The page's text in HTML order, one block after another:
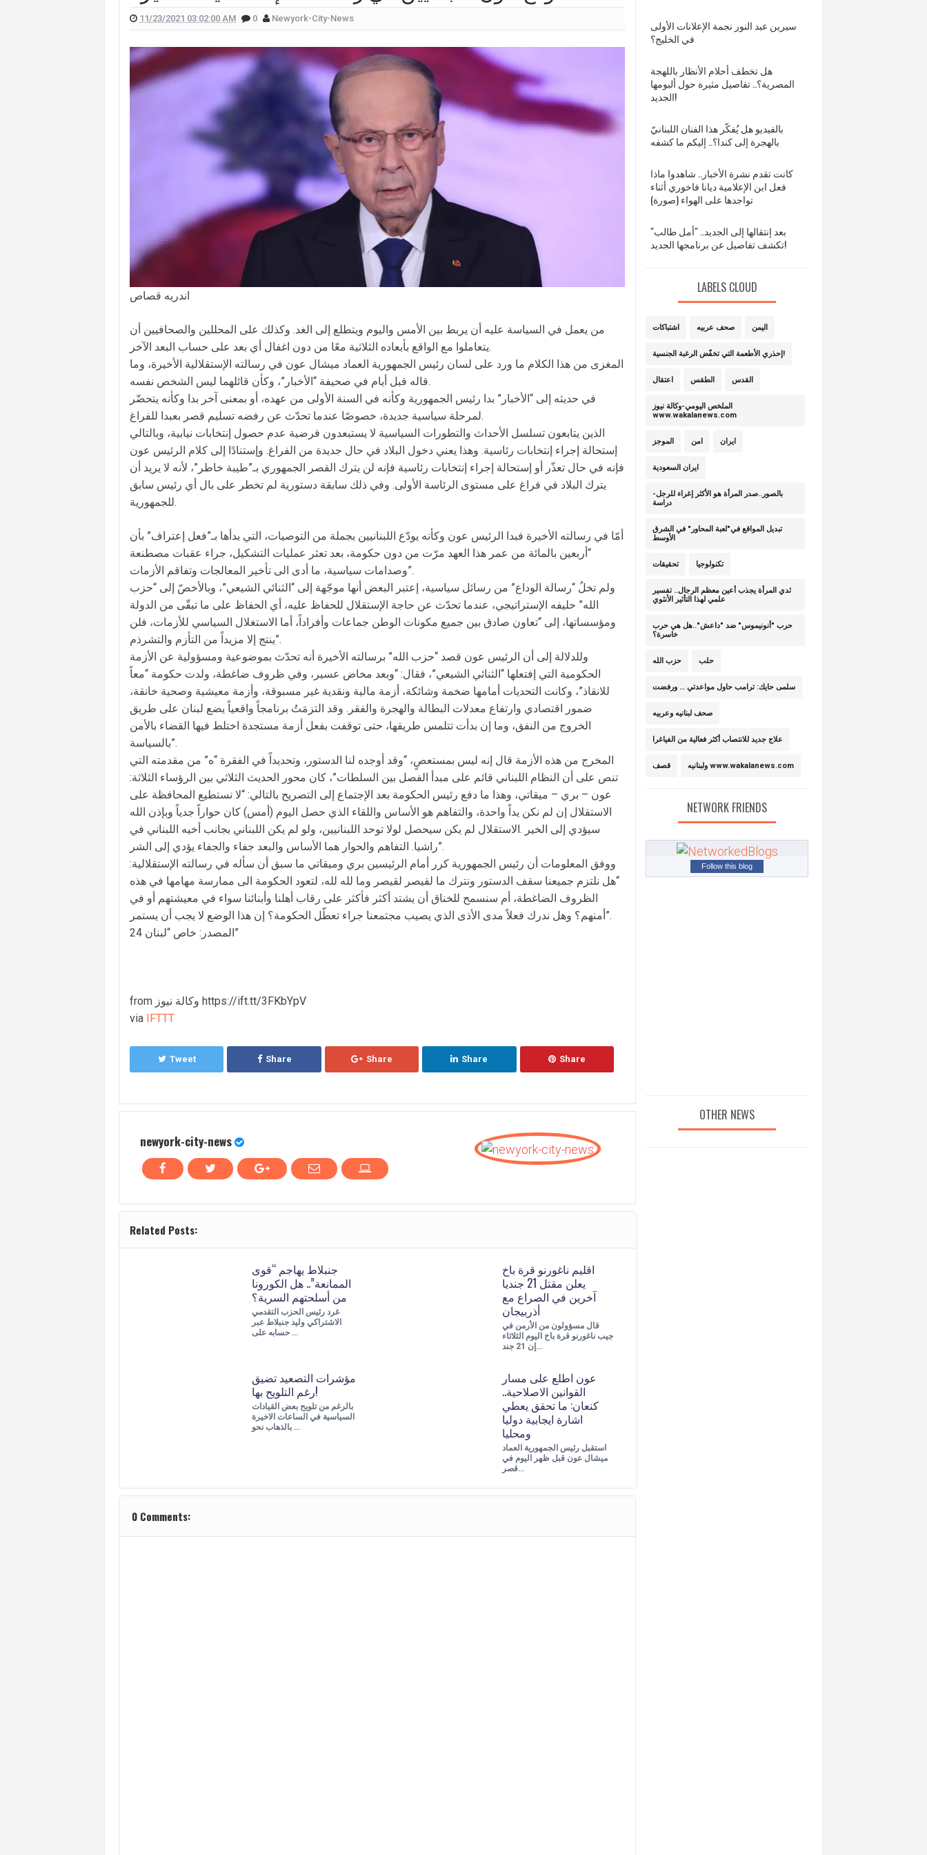
كيف علّقت هيفا وهبي على تفجير "البيجر"؟
قرار مُفاجئ.. إعلامية شهيرة تُعلن إنهاء تعاقدها مع القناة التي تعمل فيها هذا ما قالته (صورة)
عُثر على جثتها ملقاة أسفل جسر.. وفاة إحدى متسابقات "أميركا غوت تالنت" فمن هي؟ (صورة)
بأجواء مليئة بالحب والرومانسية... ممثلان يدخلان القفص الذهبي في روما (صور)
بالقبلات... لحظات رومانسيّة بين ريم السعيدي وزوجها وسام بريدي: أحبك (فيديو)
بالفيديو هل يُفكّر هذا الفنان اللبنانيّ بالهجرة إلى كندا؟.. إليكم ما كشفه
11/23/2021 03:02:00 AM 0 Newyork-City-News
اندريه قصاص
من يعمل في السياسة عليه أن يربط بين الأمس واليوم ويتطلع إلى الغد. وكذلك على المحللين والصحافيين أن
يتعاملوا مع الواقع بأبعاده الثلاثية معًا من دون اغفال أي بعد على حساب البعد الآخر.
المغزى من هذا الكلام ما ورد على لسان رئيس الجمهورية العماد ميشال عون في رسالته الإستقلالية الأخيرة، وما
قاله قبل أيام في صحيفة “الأخبار”، وكأن قائلهما ليس الشخص نفسه.
في حديثه إلى “الأخبار” بدا رئيس الجمهورية وكأنه في السنة الأولى من عهده، أو بمعنى آخر بدا وكأنه يتحضّر
لمرحلة سياسية جديدة، خصوصًا عندما تحدّث عن رفضه تسليم قصر بعبدا للفراغ.
الذين يتابعون تسلسل الأحداث والتطورات السياسية لا يستبعدون فرضية عدم حصول إنتخابات نيابية، وبالتالي
إستحالة إجراء إنتخابات رئاسية. وهذا يعني دخول البلاد في حال جديدة من الفراغ. وإستنادًا إلى كلام الرئيس عون
فإنه في حال تعذّر أو إستحالة إجراء إنتخابات رئاسية فإنه لن يترك القصر الجمهوري بـ”طيبة خاطر”، لأنه لا يريد أن
يترك البلاد في فراغ على مستوى الرئاسة الأولى. وفي ذلك سابقة دستورية لم تخطر على بال أي رئيس سابق
للجمهورية.
أمّا في رسالته الأخيرة فبدا الرئيس عون وكأنه يودّع اللبنانيين بجملة من التوصيات، التي بدأها بـ”فعل إعتراف” بأن
“أربعين بالمائة من عمر هذا العهد مرّت من دون حكومة، بعد تعثر عمليات التشكيل، جراء عقبات مصطنعة
وصدامات سياسية، ما أدى الى تأخير المعالجات وتفاقم الأزمات”.
ولم تخلُ “رسالة الوداع” من رسائل سياسية، إعتبر البعض أنها موجّهة إلى “الثنائي الشيعي”، وبالأخصّ إلى “حزب
الله” حليفه الإستراتيجي، عندما تحدّث عن حاجة الإستقلال للحفاظ عليه، أي الحفاظ على ما تبقّى من الدولة
ومؤسساتها، إلى “تعاون صادق بين جميع مكونات الوطن جماعات وأفراداً، أما الاستغلال السياسي للأزمات، فلن
ينتج إلا مزيداً من التأزم والتشرذم”.
وللدلالة إلى أن الرئيس عون قصد “حزب الله” برسالته الأخيرة أنه تحدّث بموضوعية ومسؤولية عن الأزمة
الحكومية التي إفتعلها “الثنائي الشيعي”، فقال: “وبعد مخاض عسير، وفي ظروف ضاغطة، ولدت حكومة “معاً
للانقاذ”، وكانت التحديات أمامها ضخمة وشائكة، أزمة مالية ونقدية غير مسبوقة، وأزمة معيشية وصحية خانقة،
ضمور اقتصادي وارتفاع معدلات البطالة والهجرة والفقر. وقد التزمَتُ برنامجاً واقعياً يضع لبنان على طريق
الخروج من النفق، وما إن بدأت تتلمس طريقها، حتى توقفت بفعل أزمة مستجدة اختلط فيها القضاء بالأمن
بالسياسة”.
المخرج من هذه الأزمة قال إنه ليس بمستعصٍ، “وقد أوجده لنا الدستور، وتحديداً في الفقرة “ه” من مقدمته التي
تنص على أن النظام اللبناني قائم على مبدأ الفصل بين السلطات”، كان محور الحديث الثلاثي بين الرؤساء الثلاثة:
عون – بري – ميقاتي، وهذا ما دفع رئيس الحكومة بعد الإجتماع إلى التصريح بالتالي: “لا نستطيع المحافظة على
الاستقلال إن لم نكن يداً واحدة، والتفاهم هو الأساس واللقاء الذي حصل اليوم (أمس) كان حواراً جدياً وبإذن الله
سيؤدي إلى الخير .الاستقلال لم يكن سيحصل لولا توحد اللبنانيين، ولو لم يكن اللبناني بجانب أخيه اللبناني في
راشيا. التفاهم والحوار هما الأساس والبعد جفاء والجفاء يؤدي إلى الشر”.
ووفق المعلومات أن رئيس الجمهورية كرر أمام الرئيسين بري وميقاتي ما سبق أن سأله في رسالته الإستقلالية:
“هل نلتزم جميعنا سقف الدستور ونترك ما لقيصر لقيصر وما لله لله، لتعود الحكومة الى ممارسة مهامها في هذه
الظروف الضاغطة، أم سنسمح للخناق أن يشتد أكثر فأكثر على رقاب أهلنا وأبنائنا سواء في معيشتهم أو في
أمنهم؟ وهل ندرك فعلاً مدى الأذى الذي يصيب مجتمعنا جراء تعطّل الحكومة؟ إن هذا الوضع لا يجب أن يستمر”.
المصدر: خاص “لبنان 24”
from وكالة نيوز https://ift.tt/3FKbYpV
via IFTTT
Tweet Share Share Share Share
newyork-city-news
Related Posts:
جنبلاط يهاجم “قوى
الممانعة”.. هل الكورونا
من أسلحتهم السرية؟
غرد رئيس الحزب التقدمي
الاشتراكي وليد جنبلاط عبر
حسابه على …
اقليم ناغورنو قرة باخ
يعلن مقتل 21 جنديا
آخرين في الصراع مع
أذربيجان
قال مسؤولون من الأرمن في
جيب ناغورنو قرة باخ اليوم الثلاثاء
إن 21 جند…
مؤشرات التصعيد تضيق
رغم التلويح بها!
بالرغم من تلويح بعض القيادات
السياسية في الساعات الاخيرة
بالذهاب نحو …
عون اطلع على مسار
القوانين الاصلاحية..
كنعان: ما تحقق يعطي
اشارة ايجابية دوليا
ومحليا
استقبل رئيس الجمهورية العماد
ميشال عون قبل ظهر اليوم في
قصر…
0 Comments:
سيرين عبد النور نجمة الإعلانات الأولى
في الخليج؟
هل تخطف أحلام الأنظار باللهجة
المصرية؟.. تفاصيل مثيرة حول ألبومها
الجديد!
بالفيديو هل يُفكّر هذا الفنان اللبنانيّ
بالهجرة إلى كندا؟.. إليكم ما كشفه
كانت تقدم نشرة الأخبار.. شاهدوا ماذا
فعل ابن الإعلامية ديانا فاخوري أثناء
تواجدها على الهواء (صورة)
بعد إنتقالها إلى الجديد.. "أمل طالب"
تكشف تفاصيل عن برنامجها الجديد!
LABELS CLOUD
اشتباكات صحف عربيه اليمن
إحذري الأطعمة التي تخفّض الرغبة الجنسية!
اعتقال الطقس القدس
الملخص اليومي-وكالة نيوز
www.wakalanews.com
الموجز امن ايران
ايران السعودية
بالصور..صدر المرأة هو الأكثر إغراء للرجل-
دراسة
تبديل المواقع في"لعبة المحاور" في الشرق
الأوسط
تحقيقات تكنولوجيا
ثدي المرأة يجذب أعين معظم الرجال.. تفسير
علمي لهذا التأثير الأنثوي
حرب "أنونيموس" ضد "داعش"..هل هي حرب
خاسرة؟
حزب الله حلب
سلمى حايك: ترامب حاول مواعدتي … ورفضت
صحف لبنانيه وعربيه
علاج جديد للانتصاب أكثر فعالية من الفياغرا
قصف ولبنانيه www.wakalanews.com
NETWORK FRIENDS
Follow this blog
OTHER NEWS